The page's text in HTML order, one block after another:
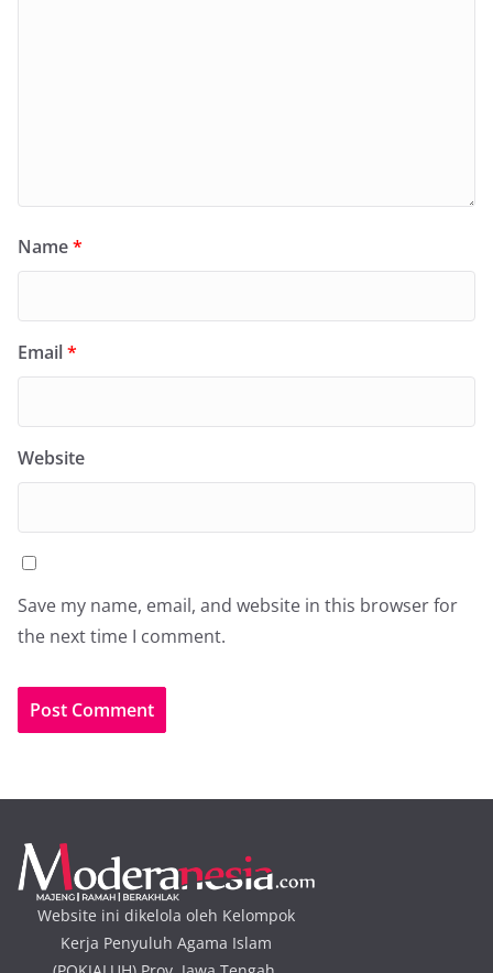
Name*
Email*
Website
Save my name, email, and website in this browser for
the next time I comment.
Website ini dikelola oleh Kelompok
Kerja Penyuluh Agama Islam